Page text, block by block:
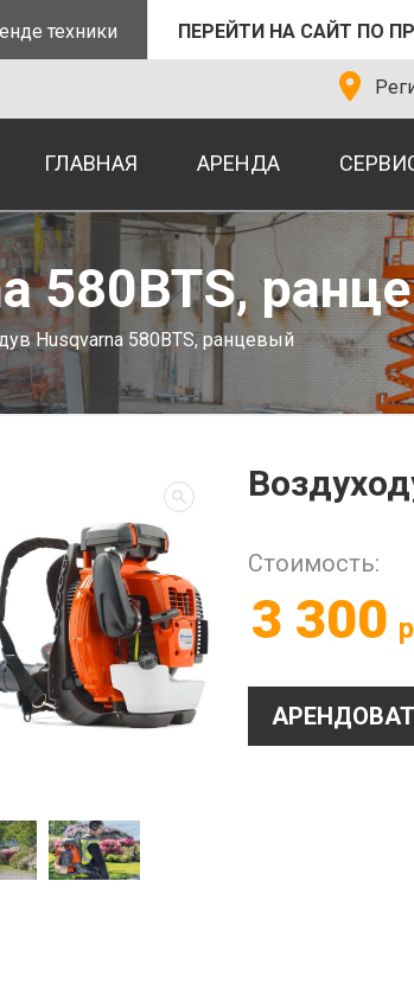
техники ПЕРЕЙТИ НА САЙТ ПО
ГЛАВНАЯ АРЕНДА
580BTS,
Husqvarna 580BTS, ранцевый
Стоимость:
3 300